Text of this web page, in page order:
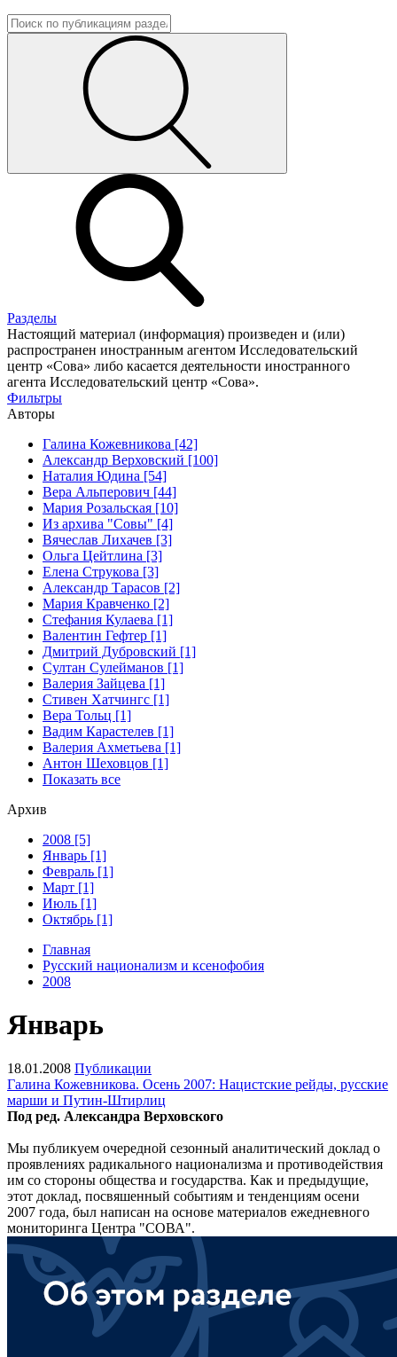
Разделы
Настоящий материал (информация) произведен и (или)
распространен иностранным агентом Исследовательский
центр «Сова» либо касается деятельности иностранного
агента Исследовательский центр «Сова».
Фильтры
Авторы
Галина Кожевникова [42]
Александр Верховский [100]
Наталия Юдина [54]
Вера Альперович [44]
Мария Розальская [10]
Из архива "Совы" [4]
Вячеслав Лихачев [3]
Ольга Цейтлина [3]
Елена Струкова [3]
Александр Тарасов [2]
Мария Кравченко [2]
Стефания Кулаева [1]
Валентин Гефтер [1]
Дмитрий Дубровский [1]
Султан Сулейманов [1]
Валерия Зайцева [1]
Стивен Хатчингс [1]
Верa Тольц [1]
Вадим Карастелев [1]
Валерия Ахметьева [1]
Антон Шеховцов [1]
Показать все
Архив
2008 [5]
Январь [1]
Февраль [1]
Март [1]
Июль [1]
Октябрь [1]
Главная
Русский национализм и ксенофобия
2008
Январь
18.01.2008 Публикации
Галина Кожевникова. Осень 2007: Нацистские рейды, русские
марши и Путин-Штирлиц
Под ред. Александра Верховского
Мы публикуем очередной сезонный аналитический доклад о
проявлениях радикального национализма и противодействия
им со стороны общества и государства. Как и предыдущие,
этот доклад, посвяшенный событиям и тенденциям осени
2007 года, был написан на основе материалов ежедневного
мониторинга Центра "СОВА".